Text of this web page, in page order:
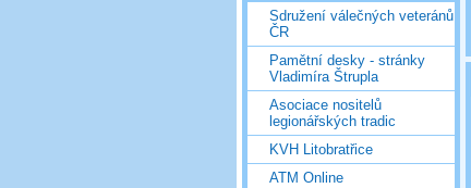
Sdružení válečných veteránů
ČR
Pamětní desky - stránky
Vladimíra Štrupla
Asociace nositelů
legionářských tradic
KVH Litobratřice
ATM Online